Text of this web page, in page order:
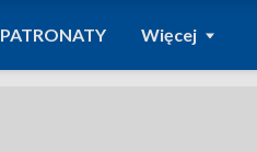
PATRONATY Więcej